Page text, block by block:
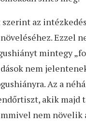
az
Ezzel
mintegy
nem
Az a
akik majd
nem növelik